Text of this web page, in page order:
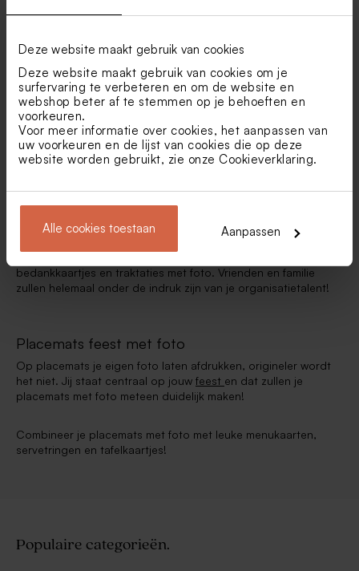
Deze website maakt gebruik van cookies
Deze website maakt gebruik van cookies om je
surfervaring te verbeteren en om de website en
webshop beter af te stemmen op je behoeften en
voorkeuren.
Voor meer informatie over cookies, het aanpassen van
uw voorkeuren en de lijst van cookies die op deze
website worden gebruikt, zie onze Cookieverklaring.
Alle cookies toestaan Aanpassen
Originele feest versiering: placemats met
Je geeft een feest! Superleuk. Je wil dat vrienden en familie
aan een mooie tafel kunnen plaatsnemen en dat wil zeggen:
originele tafeldecoratie! En wat is persoonlijker dan feest
versieringmet foto’s?
Niets persoonlijker dan tafeldecoratie feest met foto. Voeg je
tafelkaartjes. Je tafeldecoratie met foto feest zal iedereen
kunnen bekoren, helemaal klaar om plaats te nemen aan die
bedankkaartjes en traktaties met foto. Vrienden en familie
zullen helemaal onder de indruk zijn van je organisatietalent!
Placemats feest met foto
Op placemats je eigen foto laten afdrukken, origineler wordt
het niet. Jij staat centraal op jouw feest en dat zullen je
placemats met foto meteen duidelijk maken!
Combineer je placemats met foto met leuke menukaarten,
servetringen en tafelkaartjes!
Populaire categorieën.